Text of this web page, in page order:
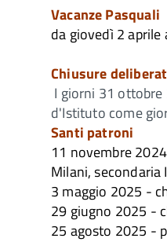
Vacanze Pasquali
da giovedì 2
Chiusure
I giorni 31
d'Istituto come
Santi patroni
11 novembre
Milani, secondaria
3 maggio 2025 -
29 giugno 2025 -
25 agosto 2025 -